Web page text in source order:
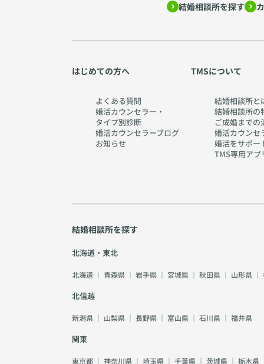
結婚相談所を探す
はじめての方へ
よくある質問
婚活カウンセラー・
タイプ別診断
婚活カウンセラーブログ
お知らせ
TMSについて
結婚相談所と
結婚相談所の
ご成婚までの
婚活カウンセ
婚活をサポー
TMS専用アプ
結婚相談所を探す
北海道・東北
北海道 ｜ 青森県 ｜ 岩手県 ｜ 宮城県 ｜ 秋田県 ｜ 山形県 ｜
北信越
新潟県 ｜ 山梨県 ｜ 長野県 ｜ 富山県 ｜ 石川県 ｜ 福井県
関東
東京都 ｜ 神奈川県 ｜ 埼玉県 ｜ 千葉県 ｜ 茨城県 ｜ 栃木県